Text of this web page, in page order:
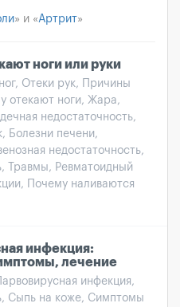
» и «Артрит»
ноги или руки
Отеки рук, Причины
отекают ноги, Жара,
недостаточность,
Болезни печени,
недостаточность,
Травмы, Ревматоидный
Почему наливаются
инфекция:
лечение
инфекция,
Сыпь на коже, Симптомы